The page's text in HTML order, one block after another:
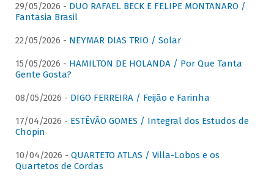
29/05/2026 - DUO RAFAEL BECK E FELIPE MONTANARO /
Fantasia Brasil
22/05/2026 - NEYMAR DIAS TRIO / Solar
15/05/2026 - HAMILTON DE HOLANDA / Por Que Tanta
Gente Gosta?
08/05/2026 - DIGO FERREIRA / Feijão e Farinha
17/04/2026 - ESTÊVÃO GOMES / Integral dos Estudos de
Chopin
10/04/2026 - QUARTETO ATLAS / Villa-Lobos e os
Quartetos de Cordas